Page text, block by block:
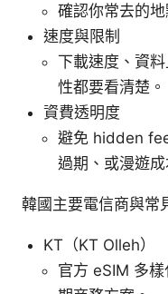
確認你常去的
速度與限制
下載速度、資
性都要看清楚。
資費透明度
避免 hidden
過期、或漫遊成
韓國主要電信商與常
KT（KT Olleh）
官方 eSIM 多